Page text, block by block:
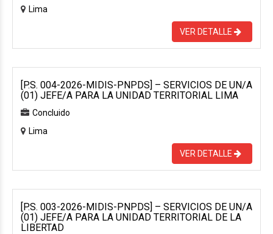
Lima
VER DETALLE
[P.S. 004-2026-MIDIS-PNPDS] – SERVICIOS DE UN/A
(01) JEFE/A PARA LA UNIDAD TERRITORIAL LIMA
Concluido
Lima
VER DETALLE
[P.S. 003-2026-MIDIS-PNPDS] – SERVICIOS DE UN/A
(01) JEFE/A PARA LA UNIDAD TERRITORIAL DE LA
LIBERTAD